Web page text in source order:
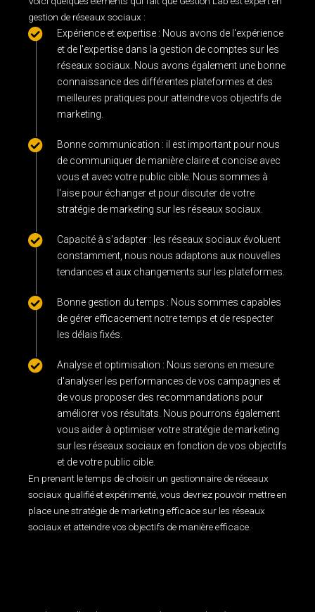
gestion de réseaux sociaux :
Expérience et expertise : Nous avons de l'expérience
et de l'expertise dans la gestion de comptes sur les
réseaux sociaux. Nous avons également une bonne
connaissance des différentes plateformes et des
meilleures pratiques pour atteindre vos objectifs de
marketing.
Bonne communication : il est important pour nous
de communiquer de manière claire et concise avec
vous et avec votre public cible. Nous sommes à
l'aise pour échanger et pour discuter de votre
stratégie de marketing sur les réseaux sociaux.
Capacité à s'adapter : les réseaux sociaux évoluent
constamment, nous nous adaptons aux nouvelles
tendances et aux changements sur les plateformes.
Bonne gestion du temps : Nous sommes capables
de gérer efficacement notre temps et de respecter
les délais fixés.
Analyse et optimisation : Nous serons en mesure
d'analyser les performances de vos campagnes et
de vous proposer des recommandations pour
améliorer vos résultats. Nous pourrons également
vous aider à optimiser votre stratégie de marketing
sur les réseaux sociaux en fonction de vos objectifs
et de votre public cible.
En prenant le temps de choisir un gestionnaire de réseaux
sociaux qualifié et expérimenté, vous devriez pouvoir mettre en
place une stratégie de marketing efficace sur les réseaux
sociaux et atteindre vos objectifs de manière efficace.